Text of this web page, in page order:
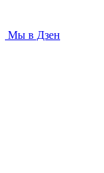
Мы в Дзен